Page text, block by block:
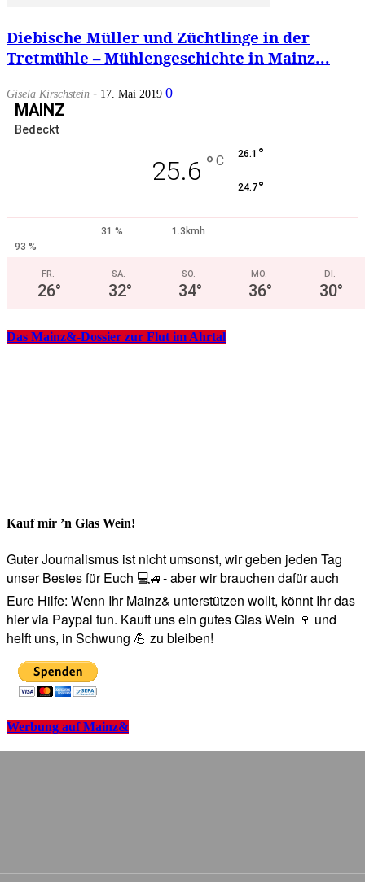
Diebische Müller und Züchtlinge in der
Tretmühle – Mühlengeschichte in Mainz...
Gisela Kirschstein - 17. Mai 2019 0
MAINZ
Bedeckt
25.6 ° C 26.1 °
24.7°
31 %
1.3kmh
93 %
FR.
26°
SA.
32°
SO.
34°
MO.
36°
DI.
30°
Das Mainz&-Dossier zur Flut im Ahrtal
Kauf mir ’n Glas Wein!
Guter Journalismus ist nicht umsonst, wir geben jeden Tag
unser Bestes für Euch 💻🚙- aber wir brauchen dafür auch
Eure Hilfe: Wenn Ihr Mainz& unterstützen wollt, könnt Ihr das
hier via Paypal tun. Kauft uns ein gutes Glas Wein 🍷 und
helft uns, in Schwung 💪 zu bleiben!
Werbung auf Mainz&